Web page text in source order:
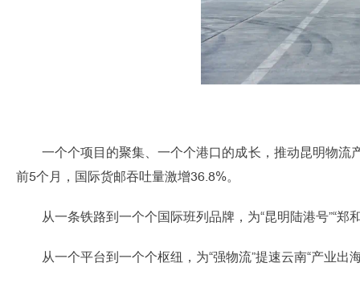
一个个项目的聚集、一个个港口的成长，推动昆明物
前5个月，国际货邮吞吐量激增36.8%。
从一条铁路到一个个国际班列品牌，为“昆明陆港号”“
从一个平台到一个个枢纽，为“强物流”提速云南“产业